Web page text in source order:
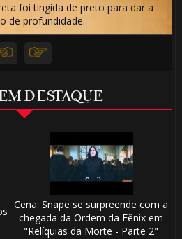
foi tingida de preto para dar a
de profundidade.
DESTAQUE
Cena: Snape se surpreende com a
chegada da Ordem da Fênix em
"Relíquias da Morte - Parte 2"
1️⃣ 8️⃣
🎂
🎂